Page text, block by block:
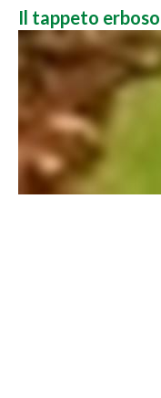
Il tappeto erboso